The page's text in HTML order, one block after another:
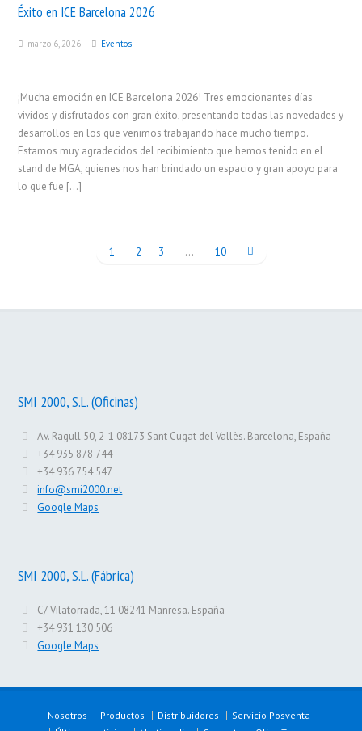
Éxito en ICE Barcelona 2026
marzo 6, 2026 Eventos
¡Mucha emoción en ICE Barcelona 2026! Tres emocionantes días
vividos y disfrutados con gran éxito, presentando todas las novedades y
desarrollos en los que venimos trabajando hace mucho tiempo.
Estamos muy agradecidos del recibimiento que hemos tenido en el
stand de MGA, quienes nos han brindado un espacio y gran apoyo para
lo que fue […]
1 2 3 … 10
SMI 2000, S.L. (Oficinas)
Av. Ragull 50, 2-1 08173 Sant Cugat del Vallès. Barcelona, España
+34 935 878 744
+34 936 754 547
info@smi2000.net
Google Maps
SMI 2000, S.L. (Fábrica)
C/ Vilatorrada, 11 08241 Manresa. España
+34 931 130 506
Google Maps
Nosotros Productos Distribuidores
Servicio Posventa